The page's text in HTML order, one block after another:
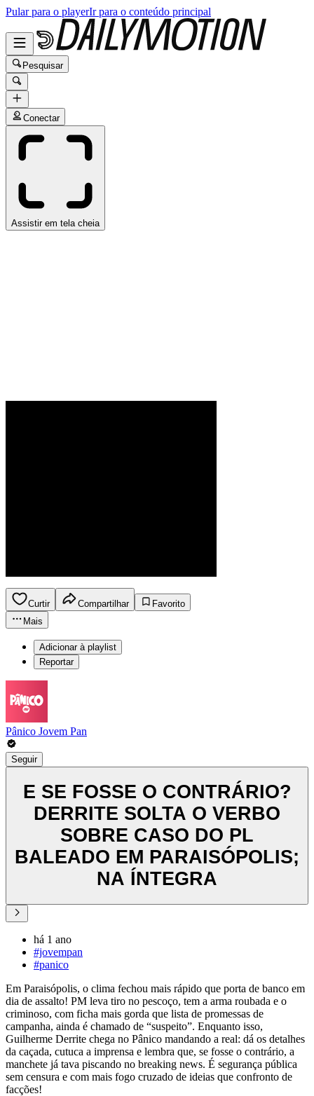
Pular para o playerIr para o conteúdo principal
Pesquisar
Conectar
Assistir em tela cheia
Curtir Compartilhar
Favorito
Mais
Adicionar à playlist
Reportar
Pânico Jovem Pan
Seguir
E SE FOSSE O CONTRÁRIO?
DERRITE SOLTA O VERBO
SOBRE CASO DO PL
BALEADO EM PARAISÓPOLIS;
NA ÍNTEGRA
há 1 ano
#jovempan
#panico
Em Paraisópolis, o clima fechou mais rápido que porta de banco em
dia de assalto! PM leva tiro no pescoço, tem a arma roubada e o
criminoso, com ficha mais gorda que lista de promessas de
campanha, ainda é chamado de “suspeito”. Enquanto isso,
Guilherme Derrite chega no Pânico mandando a real: dá os detalhes
da caçada, cutuca a imprensa e lembra que, se fosse o contrário, a
manchete já tava piscando no breaking news. É segurança pública
sem censura e com mais fogo cruzado de ideias que confronto de
facções!